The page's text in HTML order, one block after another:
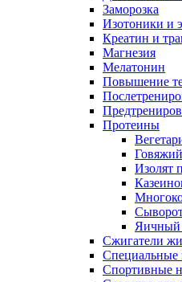
Заморозка
Изотоники и
Креатин и
Магнезия
Мелатонин
Повышение
Протеины
Изолят
Яичный
Сжигатели
Специальные
Спортивные